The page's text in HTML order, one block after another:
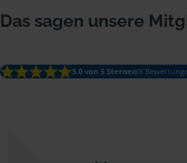
Das sagen unsere
5.0 von 5 Sternen(8